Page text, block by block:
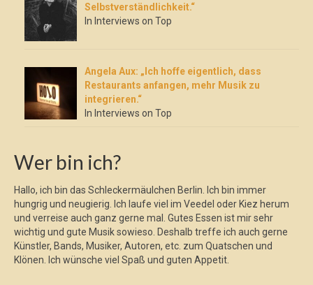
Selbstverständlichkeit.“
In Interviews on Top
Angela Aux: „Ich hoffe eigentlich, dass
Restaurants anfangen, mehr Musik zu
integrieren.“
In Interviews on Top
Wer bin ich?
Hallo, ich bin das Schleckermäulchen Berlin. Ich bin immer
hungrig und neugierig. Ich laufe viel im Veedel oder Kiez herum
und verreise auch ganz gerne mal. Gutes Essen ist mir sehr
wichtig und gute Musik sowieso. Deshalb treffe ich auch gerne
Künstler, Bands, Musiker, Autoren, etc. zum Quatschen und
Klönen. Ich wünsche viel Spaß und guten Appetit.